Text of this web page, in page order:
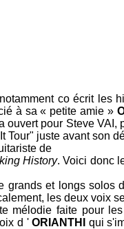
co écrit les
à sa « petite amie »
ouvert pour Steve VAI ,
Tour" juste avant son
de
History. Voici donc
et longs solos
les deux voix
mélodie faite pour
d 'ORIANTHI qui